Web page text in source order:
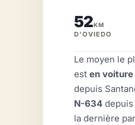
52KM
D'OVIEDO
Le moyen le
est en
depuis
N-634 depuis
la dernière